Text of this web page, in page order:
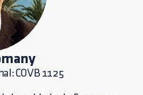
COVB 1125